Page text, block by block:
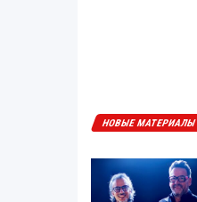
НОВЫЕ МАТЕРИАЛЫ